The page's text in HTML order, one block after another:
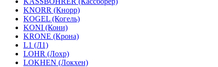
KNORR (Кнорр)
KOGEL (Когель)
KONI (Кони)
KRONE (Крона)
L1 (Л1)
LOHR (Лохр)
LOKHEN (Локхен)